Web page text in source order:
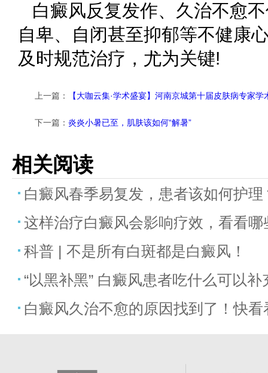
白癜风反复发作、久治不愈
自卑、自闭甚至抑郁等不健康
及时规范治疗，尤为关键!
上一篇： 【大咖云集·学术盛宴】河南京城第十届皮肤病专家
下一篇： 炎炎小暑已至，肌肤该如何“解暑”
相关阅读
白癜风春季易复发，患者该如何护理
这样治疗白癜风会影响疗效，看看
科普 | 不是所有白斑都是白癜风！
“以黑补黑” 白癜风患者吃什么可以
白癜风久治不愈的原因找到了！快